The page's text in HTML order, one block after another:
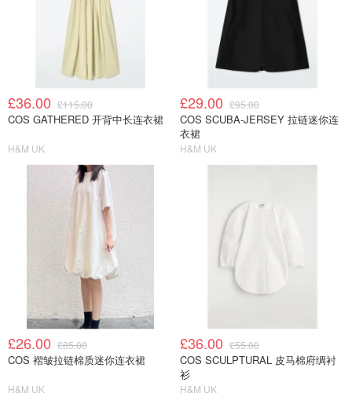
£36.00 £115.00
COS GATHERED 开背中长连衣裙
H&M UK
£29.00 £95.00
COS SCUBA-JERSEY 拉链迷你连
衣裙
H&M UK
£26.00 £85.00
COS 褶皱拉链棉质迷你连衣裙
H&M UK
£36.00 £55.00
COS SCULPTURAL 皮马棉府绸衬
衫
H&M UK